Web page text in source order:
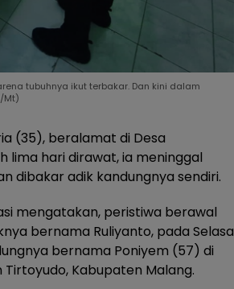
tubuhnya ikut terbakar. Dan kini dalam
Mt)
(35), beralamat di Desa
lima hari dirawat, ia meninggal
dibakar adik kandungnya sendiri.
mengatakan, peristiwa berawal
bernama Ruliyanto, pada Selasa
bernama Poniyem (57) di
Kabupaten Malang.